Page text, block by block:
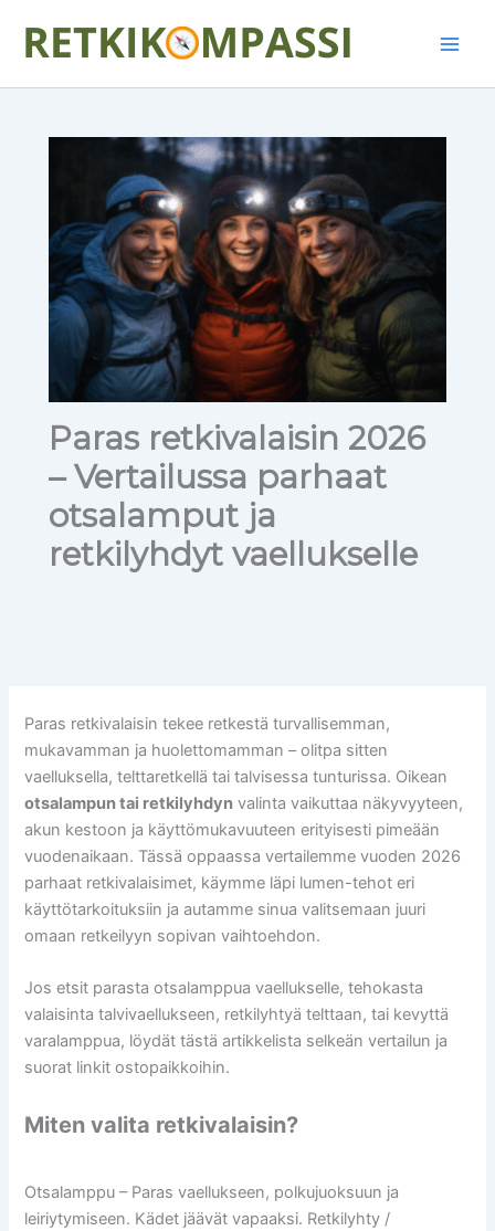
sisältöön
Paras retkivalaisin 2026
– Vertailussa parhaat
otsalamput ja
retkilyhdyt vaellukselle
Paras retkivalaisin tekee retkestä turvallisemman,
mukavamman ja huolettomamman – olitpa sitten
vaelluksella, telttaretkellä tai talvisessa tunturissa. Oikean
otsalampun tai retkilyhdyn valinta vaikuttaa näkyvyyteen,
akun kestoon ja käyttömukavuuteen erityisesti pimeään
vuodenaikaan. Tässä oppaassa vertailemme vuoden 2026
parhaat retkivalaisimet, käymme läpi lumen-tehot eri
käyttötarkoituksiin ja autamme sinua valitsemaan juuri
omaan retkeilyyn sopivan vaihtoehdon.
Jos etsit parasta otsalamppua vaellukselle, tehokasta
valaisinta talvivaellukseen, retkilyhtyä telttaan, tai kevyttä
varalamppua, löydät tästä artikkelista selkeän vertailun ja
suorat linkit ostopaikkoihin.
Miten valita retkivalaisin?
Otsalamppu – Paras vaellukseen, polkujuoksuun ja
leiriytymiseen. Kädet jäävät vapaaksi. Retkilyhty /